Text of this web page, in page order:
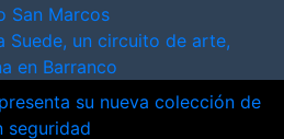
San Marcos
Suede, un circuito de arte,
en Barranco